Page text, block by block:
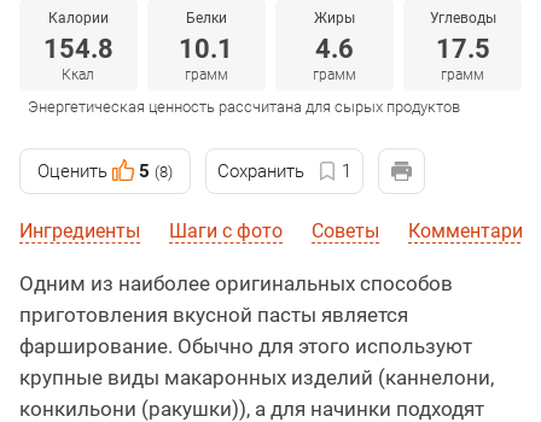
Калории
154.8
Ккал
Белки
10.1
грамм
Жиры
4.6
грамм
Углеводы
17.5
грамм
Энергетическая ценность рассчитана для сырых продуктов
Оценить 5 (8) Сохранить 1
Ингредиенты Шаги с фото Советы Комментарии
Одним из наиболее оригинальных способов
приготовления вкусной пасты является
фарширование. Обычно для этого используют
крупные виды макаронных изделий (каннелони,
конкильони (ракушки)), а для начинки подходят